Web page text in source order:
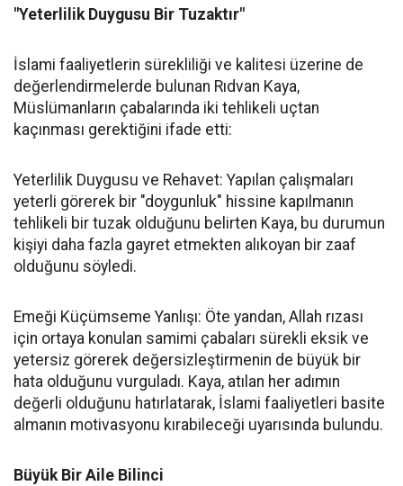
"Yeterlilik Duygusu Bir Tuzaktır"
İslami faaliyetlerin sürekliliği ve kalitesi üzerine de
değerlendirmelerde bulunan Rıdvan Kaya,
Müslümanların çabalarında iki tehlikeli uçtan
kaçınması gerektiğini ifade etti:
Yeterlilik Duygusu ve Rehavet: Yapılan çalışmaları
yeterli görerek bir "doygunluk" hissine kapılmanın
tehlikeli bir tuzak olduğunu belirten Kaya, bu durumun
kişiyi daha fazla gayret etmekten alıkoyan bir zaaf
olduğunu söyledi.
Emeği Küçümseme Yanlışı: Öte yandan, Allah rızası
için ortaya konulan samimi çabaları sürekli eksik ve
yetersiz görerek değersizleştirmenin de büyük bir
hata olduğunu vurguladı. Kaya, atılan her adımın
değerli olduğunu hatırlatarak, İslami faaliyetleri basite
almanın motivasyonu kırabileceği uyarısında bulundu.
Büyük Bir Aile Bilinci